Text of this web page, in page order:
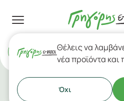
Delivery ή
Θέλεις να
νέα προϊόντα
Όχι